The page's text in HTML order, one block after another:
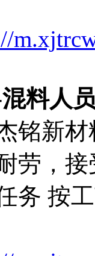
料人
铭新
劳，
务 按